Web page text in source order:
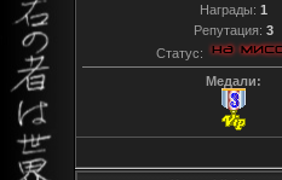
Награды: 1
Репутация: 3
Статус:
Медали: